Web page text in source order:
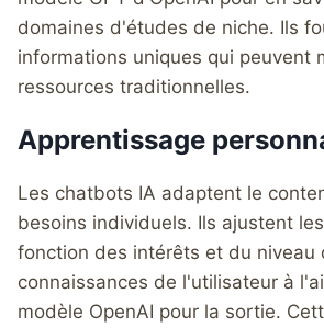
domaines d'études de niche. Ils
informations uniques qui peuvent
ressources traditionnelles.
Apprentissage
Les chatbots IA adaptent le
besoins individuels. Ils ajustent
fonction des intérêts et du niveau
connaissances de l'utilisateur à
modèle OpenAI pour la sortie.